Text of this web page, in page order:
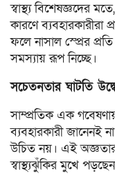
স্বাস্থ্য বিশেষজ্ঞদের
কারণে ব্যবহারকারীরা
ফলে নাসাল স্প্রের
সমস্যায় রূপ নিচ্ছে।
সচেতনতার ঘাটতি
সাম্প্রতিক এক
ব্যবহারকারী জানেনই
উচিত নয়। এই অজ্ঞতার
স্বাস্থ্যঝুঁকির মুখে